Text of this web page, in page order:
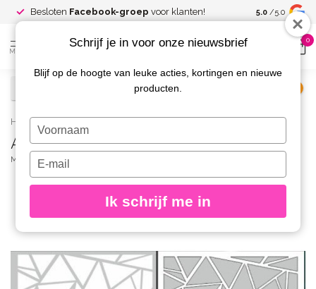
Besloten Facebook-groep voor klanten! Spaar voor
kortingen
5.0 /5.0
MENU
0
Home / AirNails Masking 22
AirNails Masking 22
MAGNETIC
Schrijf je in voor onze nieuwsbrief
Blijf op de hoogte van leuke acties, kortingen en nieuwe
producten.
Typ
je
naam
Typ
je
e-
in
Ik schrijf me in